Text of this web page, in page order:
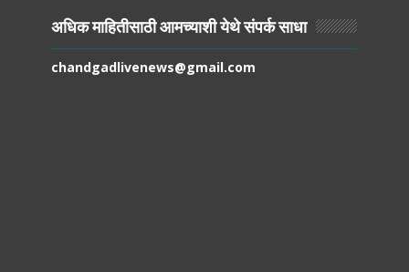
अधिक माहितीसाठी आमच्याशी येथे संपर्क साधा
chandgadlivenews@gmail.com